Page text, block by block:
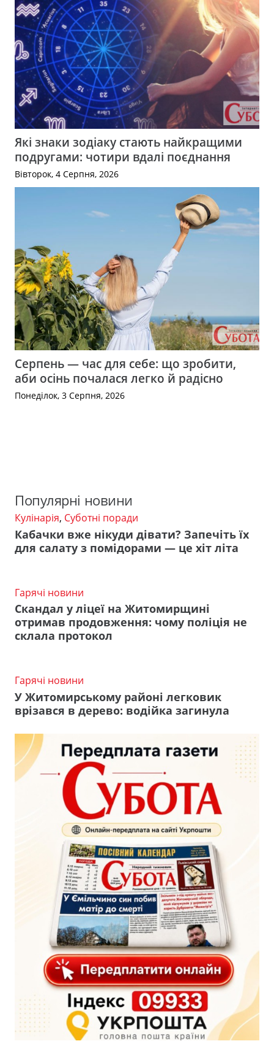
Які знаки зодіаку стають найкращими
подругами: чотири вдалі поєднання
Вівторок, 4 Серпня, 2026
Серпень — час для себе: що зробити,
аби осінь почалася легко й радісно
Понеділок, 3 Серпня, 2026
Популярні новини
Кулінарія, Суботні поради
Кабачки вже нікуди дівати? Запечіть їх
для салату з помідорами — це хіт літа
Гарячі новини
Скандал у ліцеї на Житомирщині
отримав продовження: чому поліція не
склала протокол
Гарячі новини
У Житомирському районі легковик
врізався в дерево: водійка загинула